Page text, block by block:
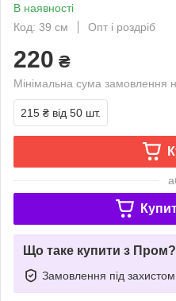
В наявності
Код: 39 см
Опт і роздріб
220 ₴
Мінімальна сума замовлення
215 ₴ від 50 шт.
Що таке купити з Пром?
Замовлення під захистом